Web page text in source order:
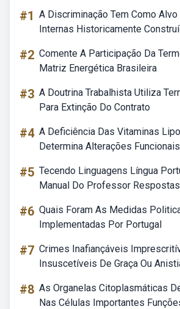
#1 A Discriminação Tem Como
Internas Historicamente
#2 Comente A Participação Da
Matriz Energética Brasileira
#3 A Doutrina Trabalhista Utiliza
Para Extinção Do Contrato
#4 A Deficiência Das Vitaminas
Determina Alterações Funcionais
#5 Tecendo Linguagens Língua
Manual Do Professor Respostas
#6 Quais Foram As Medidas
Implementadas Por Portugal
#7 Crimes Inafiançáveis
Insuscetíveis De Graça Ou
#8 As Organelas Citoplasmáticas
Nas Células Importantes